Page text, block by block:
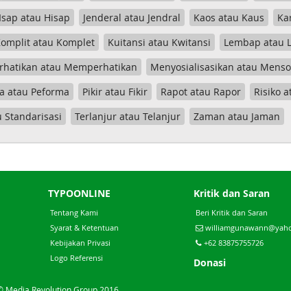
Isap atau Hisap Jenderal atau Jendral Kaos atau Kaus
atau Komplet Kuitansi atau Kwitansi
Lembap atau
atau Memperhatikan
Menyosialisasikan atau
atau Peforma Pikir atau Fikir Rapot atau Rapor
Risiko
Standarisasi Terlanjur atau Telanjur Zaman atau Jaman
TYPOONLINE
Tentang Kami
Syarat & Ketentuan
Kebijakan Privasi
Logo Referensi
Kritik dan Saran
Beri Kritik dan Saran
+62 83875755726
Donasi